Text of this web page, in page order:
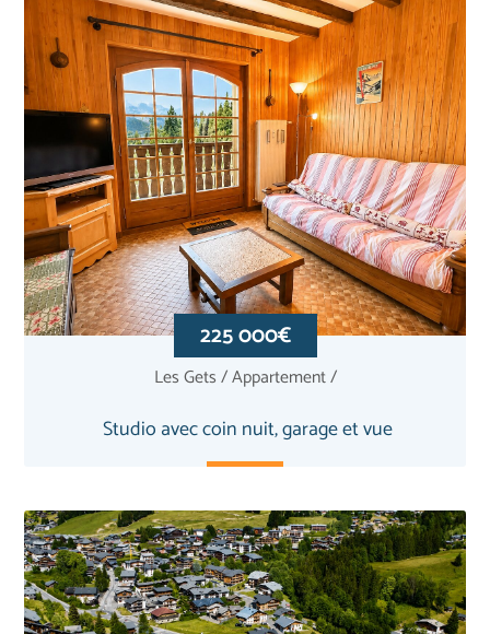
225 000€
Les Gets / Appartement /
Studio avec coin nuit, garage et vue